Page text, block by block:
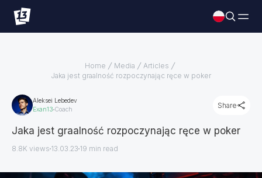
Home Media
Articles
Jaka jest graalność rozpoczynając ręce w poker
Aleksei Lebedev
Exan13 Coach Share
Jaka jest graalność rozpoczynając ręce w poker
8.8K views 13.03.23 19 min read